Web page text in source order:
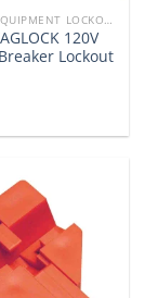
120V
Lockout